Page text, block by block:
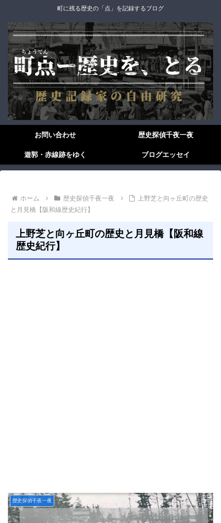
町に残る歴史の「点」を記録するブログ
お問い合わせ 歴史探偵千夜一夜
遊郭・赤線跡をゆく ブログエッセイ
ホーム 歴史探偵千夜一夜
上野芝と向ヶ丘町の歴史
と月見橋【阪和線歴史紀行】
上野芝と向ヶ丘町の歴史と月見橋【阪和線
歴史紀行】
歴史探偵千夜一夜